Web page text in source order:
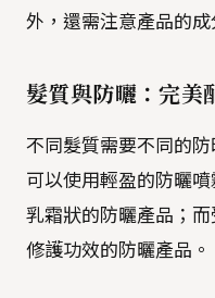
外，還需注意產品的
髮質與防曬：完美
不同髮質需要不同的
可以使用輕盈的防曬
乳霜狀的防曬產品；
修護功效的防曬產品。